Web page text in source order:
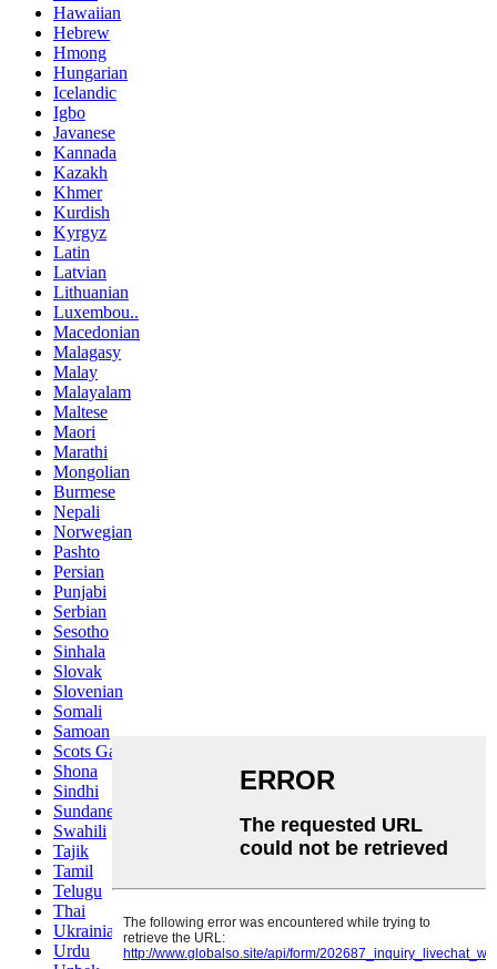
Hawaiian
Hebrew
Hmong
Hungarian
Icelandic
Igbo
Javanese
Kannada
Kazakh
Khmer
Kurdish
Kyrgyz
Latin
Latvian
Lithuanian
Luxembou..
Macedonian
Malagasy
Malay
Malayalam
Maltese
Maori
Marathi
Mongolian
Burmese
Nepali
Norwegian
Pashto
Persian
Punjabi
Serbian
Sesotho
Sinhala
Slovak
Slovenian
Somali
Samoan
Scots Gaelic
Shona
Sindhi
Sundanese
Swahili
Tajik
Tamil
Telugu
Thai
Ukrainian
Urdu